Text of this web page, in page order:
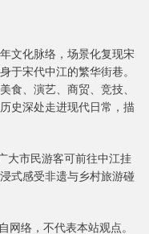
文化脉络，场景化复现宋
于宋代中江的繁华街巷。
食、演艺、商贸、竞技、
史深处走进现代日常，描
大市民游客可前往中江挂
式感受非遗与乡村旅游碰
网络，不代表本站观点。